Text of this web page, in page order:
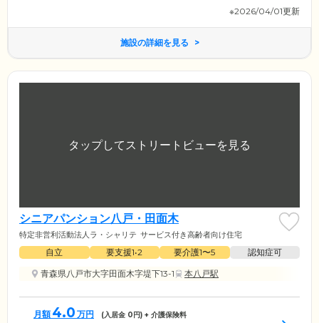
※2026/04/01更新
施設の詳細を見る
シニアパンション八戸・田面木
特定非営利活動法人ラ・シャリテ サービス付き高齢者向け住宅
自立 要支援1•2 要介護1〜5
認知症可
青森県八戸市大字田面木字堤下13-1
本八戸駅
月額 4.0 万円 (入居金 0円) + 介護保険料